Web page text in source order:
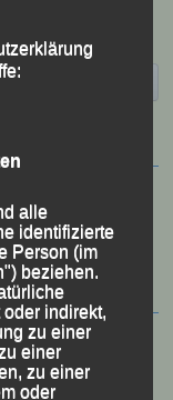
alle
identifizierte
Person (im
beziehen.
indirekt,
zu einer
einer
zu einer
oder